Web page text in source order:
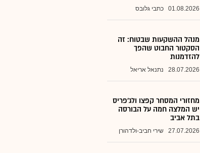
01.08.2026 כתבי גלובס
מנהל ההשקעות שבטוח: זה
הסקטור החבוט שהפך
להזדמנות
28.07.2026 נתנאל אריאל
מחזורי המסחר קפצו ולג'פריס
יש המלצה חמה על הבורסה
בתל אביב
27.07.2026 שירי חביב-ולדהורן